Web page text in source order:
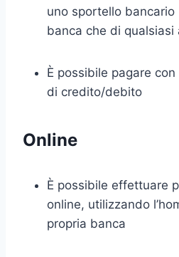
uno sportello bancario
banca che di qualsiasi
È possibile pagare
di credito/debito
Online
È possibile effettuare
online, utilizzando
propria banca